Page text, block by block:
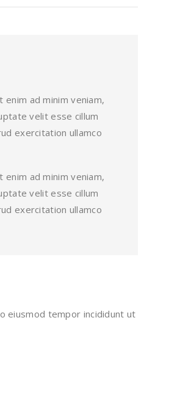
ad minim veniam,
velit esse cillum
exercitation ullamco
ad minim veniam,
velit esse cillum
exercitation ullamco
eiusmod tempor incididunt ut